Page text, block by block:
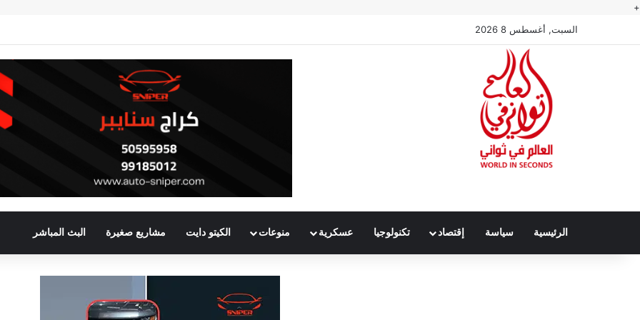
+
السبت, أغسطس 8 2026
الرئيسية سياسة إقتصاد تكنولوجيا عسكرية منوعات الكيتو دايت مشاريع صغيرة البث المباشر